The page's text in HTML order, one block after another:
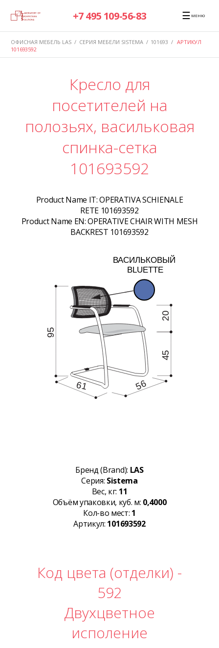
+7 495 109-56-83 ☰ МЕНЮ
ОФИСНАЯ МЕБЕЛЬ LAS / СЕРИЯ МЕБЕЛИ SISTEMA / 101693 / АРТИКУЛ
101693592
Кресло для
посетителей на
полозьях, васильковая
спинка-сетка
101693592
Product Name IT:OPERATIVA SCHIENALE
RETE 101693592
Product Name EN:OPERATIVE CHAIR WITH MESH
BACKREST 101693592
Бренд (Brand): LAS
Серия: Sistema
Вес, кг: 11
Объём упаковки, куб. м: 0,4000
Кол-во мест: 1
Артикул: 101693592
Код цвета (отделки) -
592
Двухцветное
исполение